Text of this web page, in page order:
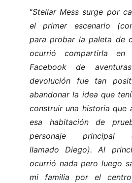
“Stellar Mess surge por
el primer escenario
para probar la paleta de
ocurrió compartirla
Facebook de
devolución fue tan
abandonar la idea que
construir una historia que
esa habitación de
personaje principal
llamado Diego). Al
ocurrió nada pero luego
mi familia por el